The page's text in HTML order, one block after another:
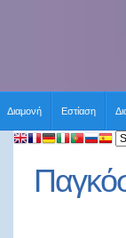
Διαμονή Εστίαση